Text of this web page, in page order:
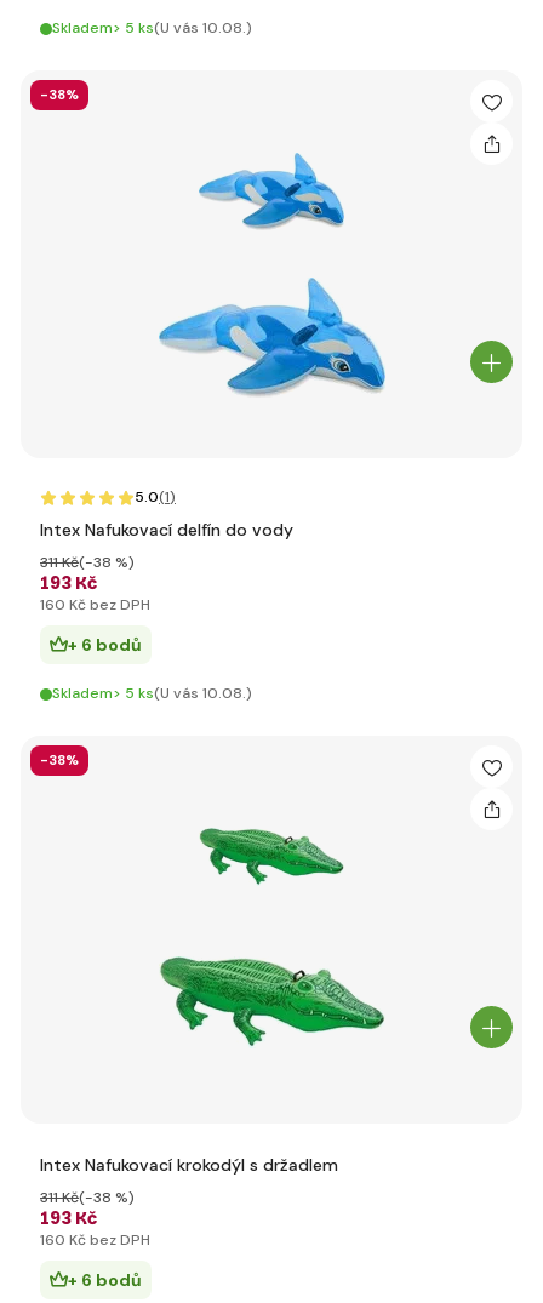
Skladem> 5 ks(U vás 10.08.)
-38%
5.0(1)
Intex Nafukovací delfín do vody
193 Kč
311 Kč(-38 %)
160 Kč bez DPH
+ 6 bodů
Skladem> 5 ks(U vás 10.08.)
-38%
Intex Nafukovací krokodýl s držadlem
193 Kč
311 Kč(-38 %)
160 Kč bez DPH
+ 6 bodů